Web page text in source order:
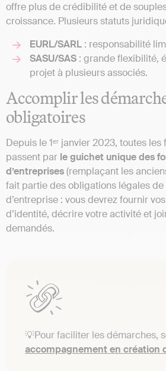
offre plus de crédibilité et de
croissance. Plusieurs statuts
EURL/SARL : responsabilité
SASU/SAS : grande flexibilité,
projet à plusieurs associés.
Accomplir les
obligatoires
Depuis le 1ᵉʳ janvier 2023, toutes
passent par le guichet unique des
d’entreprises(remplaçant les
fait partie des obligations légales
d’entreprise : vous devrez fournir
d’identité, décrire votre activité et
demandés.
💡Pour faciliter les démarches,
accompagnement en création